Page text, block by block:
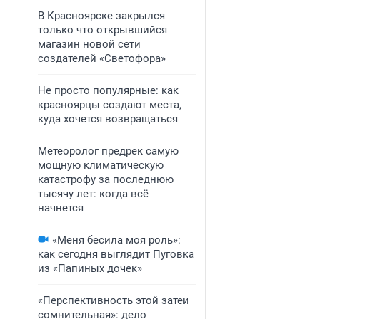
В Красноярске закрылся
только что открывшийся
магазин новой сети
создателей «Светофора»
Не просто популярные: как
красноярцы создают места,
куда хочется возвращаться
Метеоролог предрек самую
мощную климатическую
катастрофу за последнюю
тысячу лет: когда всё
начнется
«Меня бесила моя роль»:
как сегодня выглядит Пуговка
из «Папиных дочек»
«Перспективность этой затеи
сомнительная»: дело